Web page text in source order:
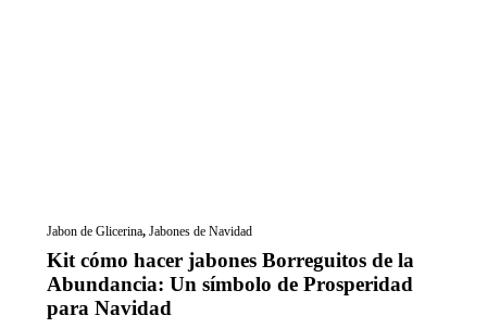
Jabon de Glicerina, Jabones de Navidad
Kit cómo hacer jabones Borreguitos de la
Abundancia: Un símbolo de Prosperidad
para Navidad